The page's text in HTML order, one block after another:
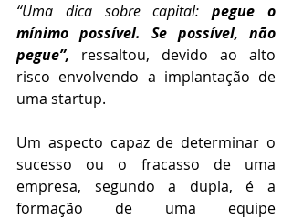
“Uma dica sobre capital: pegue o
mínimo possível. Se possível, não
pegue”, ressaltou, devido ao alto
risco envolvendo a implantação de
uma startup.
Um aspecto capaz de determinar o
sucesso ou o fracasso de uma
empresa, segundo a dupla, é a
formação de uma equipe